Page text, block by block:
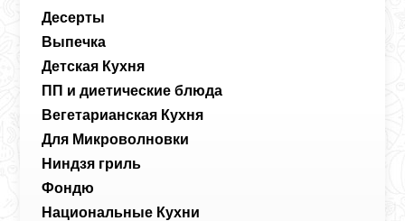
Десерты
Выпечка
Детская Кухня
ПП и диетические блюда
Вегетарианская Кухня
Для Микроволновки
Ниндзя гриль
Фондю
Национальные Кухни